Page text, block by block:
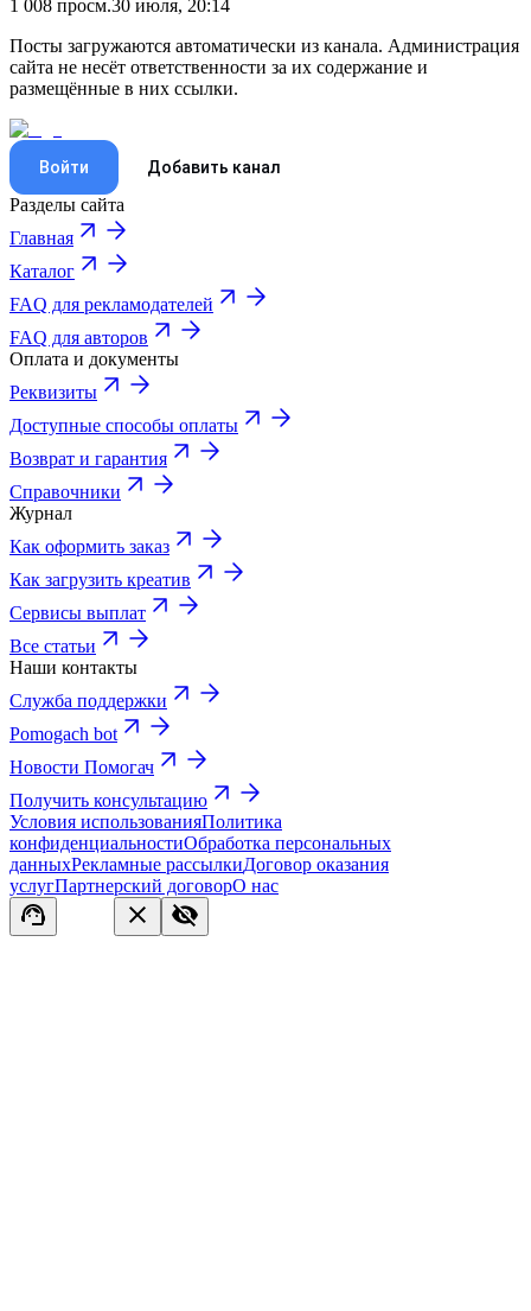
1 008 просм.30 июля, 20:14
Посты загружаются автоматически из канала. Администрация
сайта не несёт ответственности за их содержание и
размещённые в них ссылки.
Войти Добавить канал
Разделы сайта
Главная
Каталог
FAQ для рекламодателей
FAQ для авторов
Оплата и документы
Реквизиты
Доступные способы оплаты
Возврат и гарантия
Справочники
Журнал
Как оформить заказ
Как загрузить креатив
Сервисы выплат
Все статьи
Наши контакты
Служба поддержки
Pomogach bot
Новости Помогач
Получить консультацию
Условия использованияПолитика
конфиденциальностиОбработка персональных
данныхРекламные рассылкиДоговор оказания
услугПартнерский договорО нас